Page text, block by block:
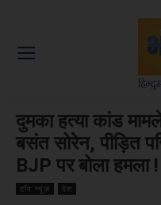
दुमका हत्या कांड
बसंत सोरेन, पीड़ित
BJP पर बोला हमला !
टॉप न्यूज़ देश